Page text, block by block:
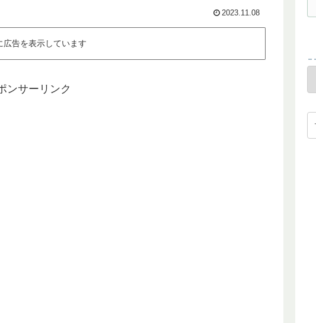
2023.11.08
広告を表示しています
ンサーリンク